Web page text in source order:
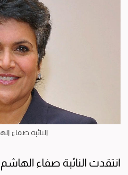
النائبة صفاء
انتقدت النائبة صفاء الهاشم